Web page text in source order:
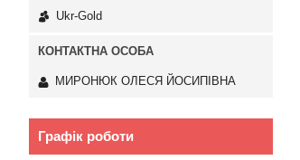
Ukr-Gold
МИРОНЮК ОЛЕСЯ ЙОСИПІВНА
Графік роботи